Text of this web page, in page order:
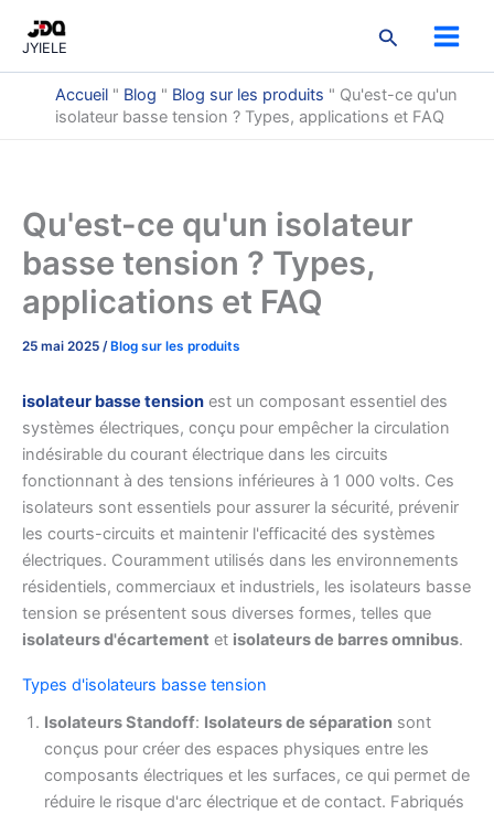
JYIELE
Recherche
Accueil " Blog " Blog sur les produits " Qu'est-ce qu'un
isolateur basse tension ? Types, applications et FAQ
Qu'est-ce qu'un isolateur
basse tension ? Types,
applications et FAQ
25 mai 2025 /Blog sur les produits
isolateur basse tension est un composant essentiel des
systèmes électriques, conçu pour empêcher la circulation
indésirable du courant électrique dans les circuits
fonctionnant à des tensions inférieures à 1 000 volts. Ces
isolateurs sont essentiels pour assurer la sécurité, prévenir
les courts-circuits et maintenir l'efficacité des systèmes
électriques. Couramment utilisés dans les environnements
résidentiels, commerciaux et industriels, les isolateurs basse
tension se présentent sous diverses formes, telles que
isolateurs d'écartement et isolateurs de barres omnibus.
Types d'isolateurs basse tension
Isolateurs Standoff: Isolateurs de séparation sont
conçus pour créer des espaces physiques entre les
composants électriques et les surfaces, ce qui permet de
réduire le risque d'arc électrique et de contact. Fabriqués
produit
2